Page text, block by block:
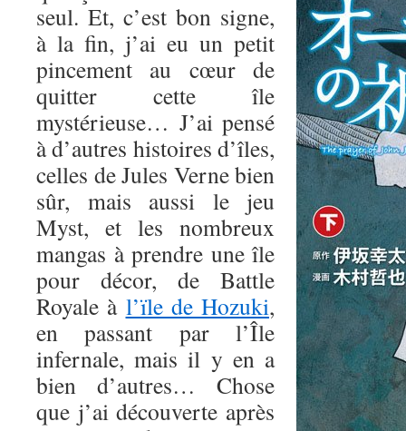
seul. Et, c’est bon signe,
à la fin, j’ai eu un petit
pincement au cœur de
quitter cette île
mystérieuse… J’ai pensé
à d’autres histoires d’îles,
celles de Jules Verne bien
sûr, mais aussi le jeu
Myst, et les nombreux
mangas à prendre une île
pour décor, de Battle
Royale à l’ïle de Hozuki,
en passant par l’Île
infernale, mais il y en a
bien d’autres… Chose
que j’ai découverte après